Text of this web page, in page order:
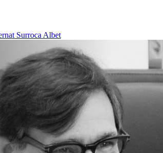
Surroca Albet